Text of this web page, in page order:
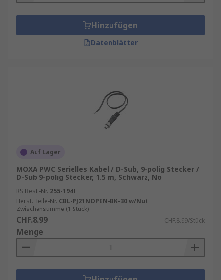
Hinzufügen
Datenblätter
Auf Lager
MOXA PWC Serielles Kabel / D-Sub, 9-polig Stecker /
D-Sub 9-polig Stecker, 1.5 m, Schwarz, No
RS Best.-Nr. 255-1941
Herst. Teile-Nr. CBL-PJ21NOPEN-BK-30 w/Nut
Zwischensumme (1 Stück)
CHF.8.99 CHF.8.99/Stück
Menge